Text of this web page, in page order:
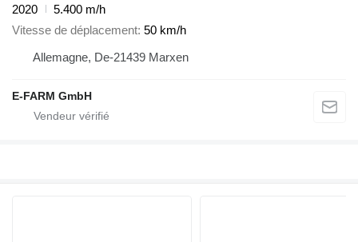
2020
5.400 m/h
Vitesse de déplacement 50 km/h
Allemagne, De-21439 Marxen
E-FARM GmbH